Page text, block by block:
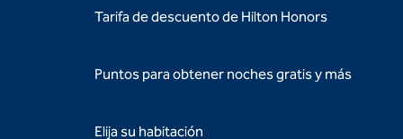
Tarifa de descuento de Hilton Honors
Puntos para obtener noches gratis y más
Elija su habitación